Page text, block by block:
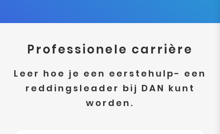
Professionele carrière
Leer hoe je een eerstehulp- een
reddingsleader bij DAN kunt
worden.